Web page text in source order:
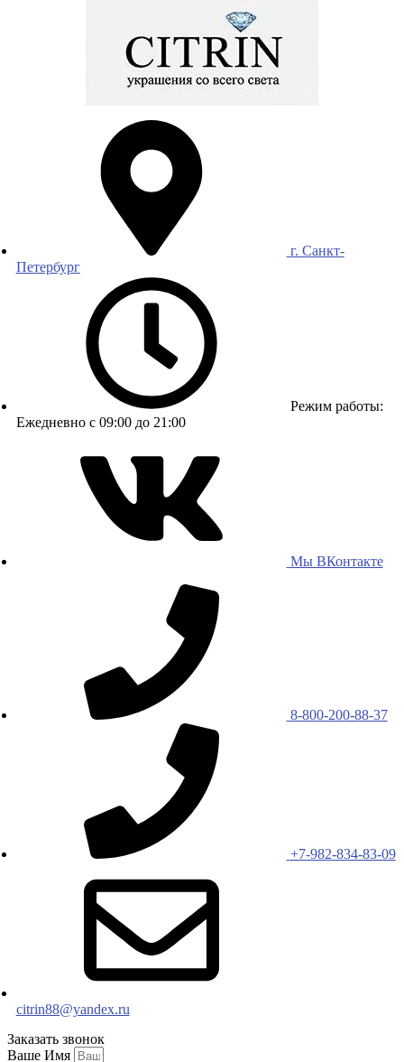
г. Санкт-
Петербург
Режим работы:
Ежедневно с 09:00 до 21:00
Мы ВКонтакте
8-800-200-88-37
+7-982-834-83-09
citrin88@yandex.ru
Заказать звонок
Ваше Имя